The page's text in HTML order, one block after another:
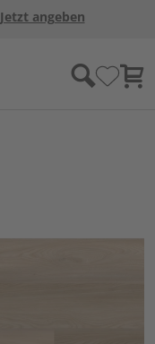
Jetzt angeben